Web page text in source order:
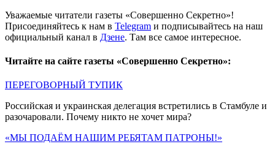
Уважаемые читатели газеты «Совершенно Секретно»!
Присоединяйтесь к нам в Telegram и подписывайтесь на наш
официальный канал в Дзене. Там все самое интересное.
Читайте на сайте газеты «Совершенно Секретно»:
ПЕРЕГОВОРНЫЙ ТУПИК
Российская и украинская делегация встретились в Стамбуле и
разочаровали. Почему никто не хочет мира?
«МЫ ПОДАЁМ НАШИМ РЕБЯТАМ ПАТРОНЫ!»